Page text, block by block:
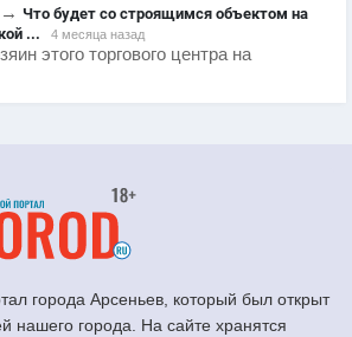
→ Что будет со строящимся объектом на
...
4 месяца назад
этого торгового центра на
города Арсеньев, который был открыт
нашего города. На сайте хранятся